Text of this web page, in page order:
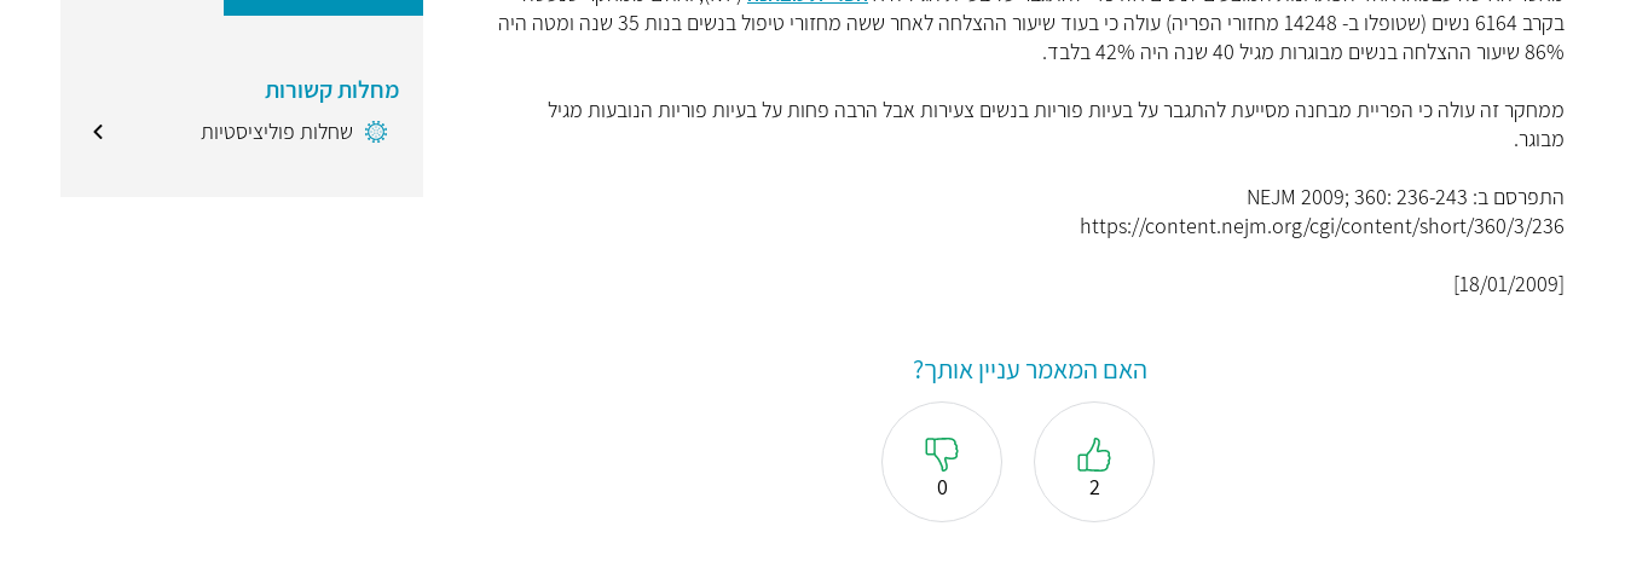
בקרב 6164 נשים (שטופלו ב- 14248 מחזורי הפריה) עולה כי בעוד שיעור ההצלחה לאחר ששה מחזורי טיפול בנשים בנות 35 שנה ומטה היה
86% שיעור ההצלחה בנשים מבוגרות מגיל 40 שנה היה 42% בלבד.
ממחקר זה עולה כי הפריית מבחנה מסייעת להתגבר על בעיות פוריות בנשים צעירות אבל הרבה פחות על בעיות פוריות הנובעות מגיל
מבוגר.
התפרסם ב: NEJM 2009; 360: 236-243
https://content.nejm.org/cgi/content/short/360/3/236
[18/01/2009]
האם המאמר עניין אותך?
2
0
מחלות קשורות
שחלות פוליציסטיות